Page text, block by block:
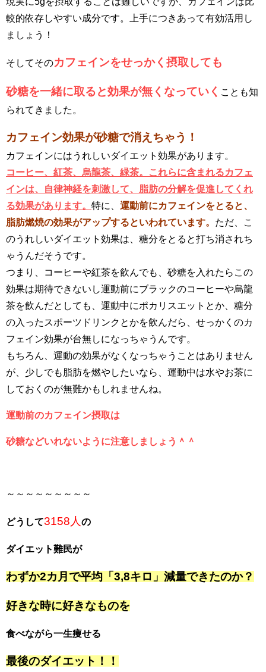
較的依存しやすい成分です。上手につきあって有効活用し
ましょう！
そしてそのカフェインをせっかく摂取しても
砂糖を一緒に取ると効果が無くなっていく
ことも知
られてきました。
カフェイン効果が砂糖で消えちゃう！
カフェインにはうれしいダイエット効果があります。
コーヒー、紅茶、烏龍茶、緑茶。これらに含まれるカフェ
インは、自律神経を刺激して、脂肪の分解を促進してくれ
る効果があります。 特に、 運動前にカフェインをとると、
脂肪燃焼の効果がアップするといわれています。 ただ
こ
のうれしいダイエット効果は、糖分をとると打ち消されち
ゃうんだそうです。
つまり、コーヒーや紅茶を飲んでも、砂糖を入れたらこの
効果は期待できないし運動前にブラックのコーヒーや烏龍
茶を飲んだとしても、運動中にポカリスエットとか、糖分
の入ったスポーツドリンクとかを飲んだら、せっかくのカ
フェイン効果が台無しになっちゃうんです。
もちろん、運動の効果がなくなっちゃうことはありません
が、少しでも脂肪を燃やしたいなら、運動中は水やお茶に
しておくのが無難かもしれませんね。
運動前のカフェイン摂取は
砂糖などいれないように注意しましょう＾＾
～～～～～～～～～
どうして3158人 の
ダイエット難民が
わずか2カ月で平均「3,8キロ」減量できたのか？
好きな時に好きなものを
食べながら一生痩せる
最後のダイエット！！